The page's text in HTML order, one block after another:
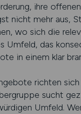
ihre
nicht mehr aus,
wo sich die
Umfeld, das
in einem klar
richten
sucht
Umfeld.